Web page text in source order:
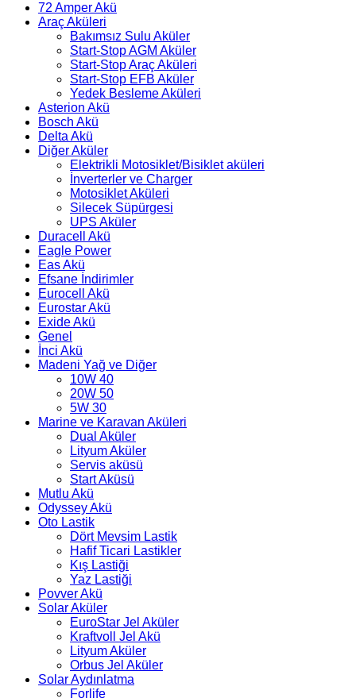
72 Amper Akü
Araç Aküleri
Bakımsız Sulu Aküler
Start-Stop AGM Aküler
Start-Stop Araç Aküleri
Start-Stop EFB Aküler
Yedek Besleme Aküleri
Asterion Akü
Bosch Akü
Delta Akü
Diğer Aküler
Elektrikli Motosiklet/Bisiklet aküleri
İnverterler ve Charger
Motosiklet Aküleri
Silecek Süpürgesi
UPS Aküler
Duracell Akü
Eagle Power
Eas Akü
Efsane İndirimler
Eurocell Akü
Eurostar Akü
Exide Akü
Genel
İnci Akü
Madeni Yağ ve Diğer
10W 40
20W 50
5W 30
Marine ve Karavan Aküleri
Dual Aküler
Lityum Aküler
Servis aküsü
Start Aküsü
Mutlu Akü
Odyssey Akü
Oto Lastik
Dört Mevsim Lastik
Hafif Ticari Lastikler
Kış Lastiği
Yaz Lastiği
Povver Akü
Solar Aküler
EuroStar Jel Aküler
Kraftvoll Jel Akü
Lityum Aküler
Orbus Jel Aküler
Solar Aydınlatma
Forlife